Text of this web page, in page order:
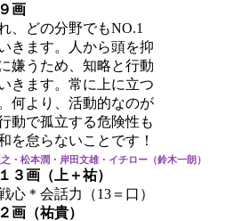
画
、どの分野でもNO.1
きます。人から頭を抑
嫌うため、知略と行動
きます。常に上に立つ
何より、活動的なのが
動で孤立する危険性も
を怠らないことです！
・松本潤・岸田文雄・イチロー（鈴木一朗）
３画（上＋祐）
心＊会話力（13＝口）
画（祐貴）